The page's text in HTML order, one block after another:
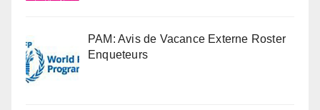
PAM: Avis de Vacance Externe Roster
Enqueteurs